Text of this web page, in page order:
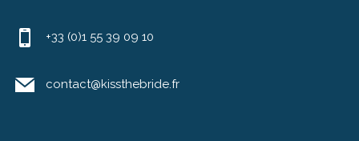
+33 (0)1 55 39 09 10
contact@kissthebride.fr